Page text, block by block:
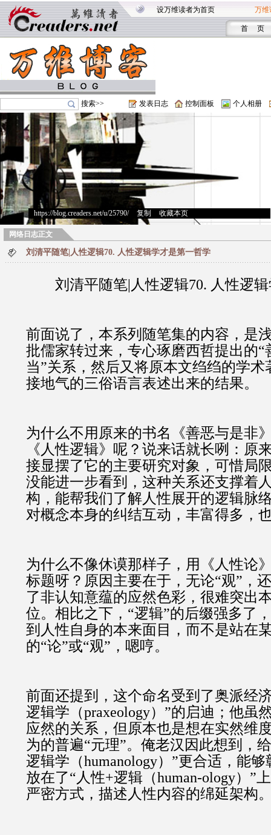
设万维读者为首页 万维
首 页
搜索>> 发表日志 控制面板 个人相册
https://blog.creaders.net/u/25790/> 复制 收藏本页
网络日志正文
刘清平随笔|人性逻辑70. 人性逻辑学才是第一哲学
刘清平随笔|人性逻辑70. 人性逻
前面说了，本系列随笔集的内容，是
批儒家转过来，专心琢磨西哲提出的“
当”关系，然后又将原本文绉绉的学
接地气的三俗语言表述出来的结果。
为什么不用原来的书名《善恶与是非
《人性逻辑》呢？说来话就长咧：原
接显摆了它的主要研究对象，可惜局
没能进一步看到，这种关系还支撑着
构，能帮我们了解人性展开的逻辑脉
对概念本身的纠结互动，丰富得多，
为什么不像休谟那样子，用《人性论
标题呀？原因主要在于，无论“观”，
了非认知意蕴的应然色彩，很难突出
位。相比之下，“逻辑”的后缀强多了
到人性自身的本来面目，而不是站在
的“论”或“观”，嗯哼。
前面还提到，这个命名受到了奥派经
逻辑学（praxeology）”的启迪；他虽
应然的关系，但原本也是想在实然维
为的普遍“元理”。俺老汉因此想到，
逻辑学（humanology）”更合适，能
放在了“人性+逻辑（human-ology）”
严密方式，描述人性内容的绵延架构